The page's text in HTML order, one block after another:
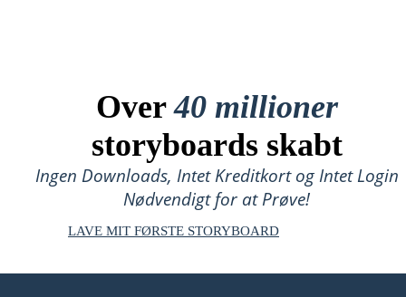
Over40 millioner
storyboards skabt
Ingen Downloads, Intet Kreditkort og Intet Login
Nødvendigt for at Prøve!
LAVE MIT FØRSTE STORYBOARD